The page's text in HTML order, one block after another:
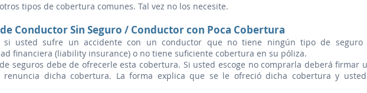
tipos de cobertura comunes. Tal vez no los necesite.
Conductor Sin Seguro / Conductor con Poca Cobertura
si usted sufre un accidente con un conductor que no tiene ningún tipo de seguro
financiera (liability insurance) o no tiene suficiente cobertura en su póliza.
seguros debe de ofrecerle esta cobertura. Si usted escoge no comprarla deberá firmar
renuncia dicha cobertura. La forma explica que se le ofreció dicha cobertura y